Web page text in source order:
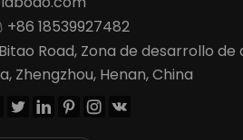
+86 18539927482
Bitao Road, Zona de desarrollo de
Zhengzhou, Henan, China
    